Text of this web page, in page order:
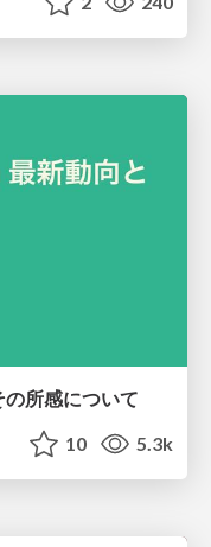
所感について
10 5.3k